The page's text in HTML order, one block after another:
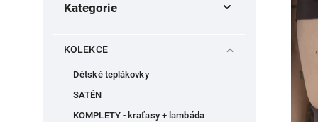
Kategorie
KOLEKCE
Dětské teplákovky
SATÉN
KOMPLETY - kraťasy + lambáda